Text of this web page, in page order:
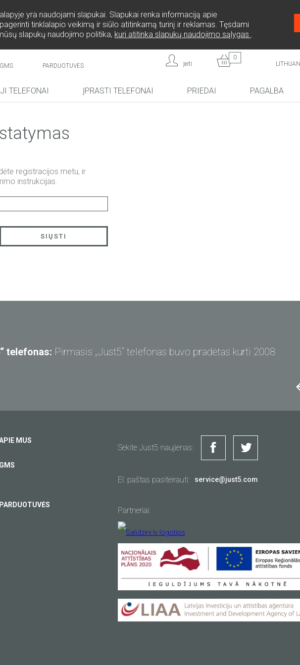
yra naudojami slapukai. Slapukai renka informaciją apie
tinklalapio veikimą ir siūlo atitinkamą turinį ir reklamas. Tęsdami
slapukų naudojimo politika, kuri atitinka slapukų naudojimo sąlygas .
TELEFONAI
L808
ĮPRASTI TELEFONAI PRIEDAI PAGALBA
GMS PARDUOTUVĖS Įeiti
0
registracijos metu, ir
instrukcijas.
SIŲSTI
telefonas: Pirmasis „Just5“ telefonas buvo pradėtas kurti 2008
MUS
GMS
PARDUOTUVĖS
Sekite Just5 naujienas:
El. paštas pasiteirauti: service@just5.com
Partneriai: